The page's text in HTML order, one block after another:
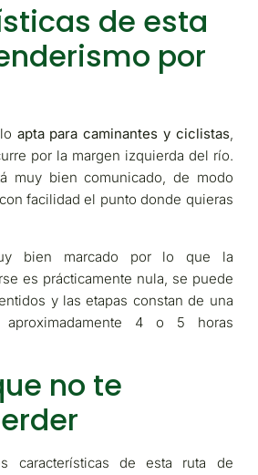
de esta
por
apta para caminantes y ciclistas,
por la margen izquierda del río.
muy bien comunicado, de modo
facilidad el punto donde quieras
bien marcado por lo que la
es prácticamente nula, se puede
y las etapas constan de una
4 o 5 horas
no te
características de esta ruta de